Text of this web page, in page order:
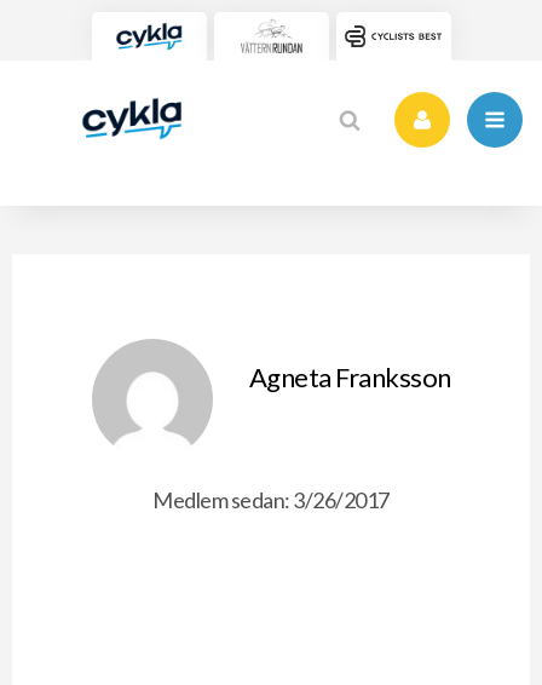
Agneta Franksson
Medlem sedan: 3/26/2017